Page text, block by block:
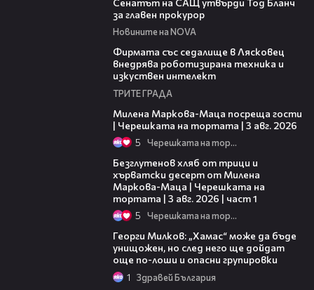
за главен прокурор
Новините на NOVA
Фирмата със седалище в Лясковец
внедрява роботизирана техника и
изкуствен интелект
ТРИТЕ ГРАДА
Милена Маркова-Маца посреща гости
| Черешката на тортата | 3 авг. 2026
5 Черешката на тортата
Безглутенов хляб от трици и
хърватски десерт от Милена
Маркова-Маца | Черешката на
тортата | 3 авг. 2026 | част 1
5 Черешката на тортата
Георги Милков: „Хамас“ може да бъде
унищожен, но след него ще дойдат
още по-лоши и опасни групировки
1 Здравей България